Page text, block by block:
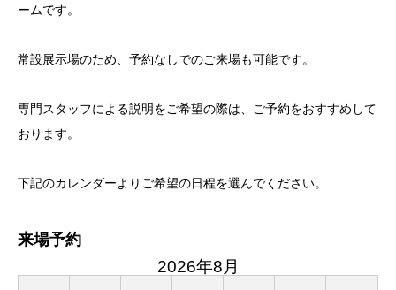
ームです。
常設展示場のため、予約なしでのご来場も可能です。
専門スタッフによる説明をご希望の際は、ご予約をおすすめして
おります。
下記のカレンダーよりご希望の日程を選んでください。
来場予約
2026年8月